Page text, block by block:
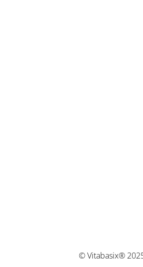
© Vitabasix®